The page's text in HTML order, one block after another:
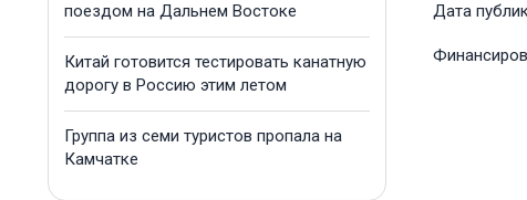
поездом на Дальнем Востоке
Китай готовится тестировать канатную
дорогу в Россию этим летом
Группа из семи туристов пропала на
Камчатке
Дата